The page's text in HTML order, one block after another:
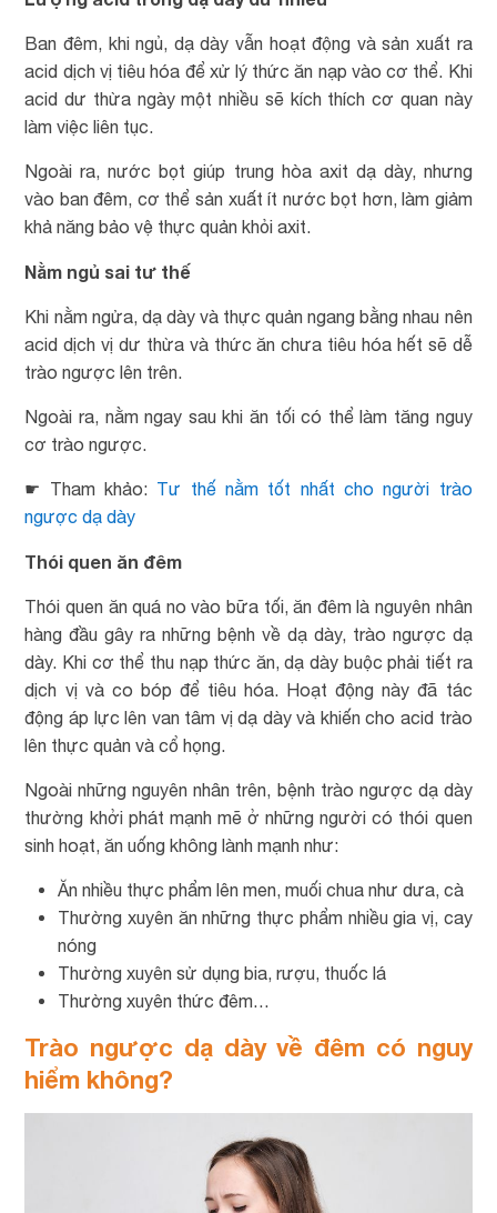
Ban đêm, khi ngủ, dạ dày vẫn hoạt động và sản xuất ra
acid dịch vị tiêu hóa để xử lý thức ăn nạp vào cơ thể. Khi
acid dư thừa ngày một nhiều sẽ kích thích cơ quan này
làm việc liên tục.
Ngoài ra, nước bọt giúp trung hòa axit dạ dày, nhưng
vào ban đêm, cơ thể sản xuất ít nước bọt hơn, làm giảm
khả năng bảo vệ thực quản khỏi axit.
Nằm ngủ sai tư thế
Khi nằm ngửa, dạ dày và thực quản ngang bằng nhau nên
acid dịch vị dư thừa và thức ăn chưa tiêu hóa hết sẽ dễ
trào ngược lên trên.
Ngoài ra, nằm ngay sau khi ăn tối có thể làm tăng nguy
cơ trào ngược.
☛ Tham khảo: Tư thế nằm tốt nhất cho người trào
ngược dạ dày
Thói quen ăn đêm
Thói quen ăn quá no vào bữa tối, ăn đêm là nguyên nhân
hàng đầu gây ra những bệnh về dạ dày, trào ngược dạ
dày. Khi cơ thể thu nạp thức ăn, dạ dày buộc phải tiết ra
dịch vị và co bóp để tiêu hóa. Hoạt động này đã tác
động áp lực lên van tâm vị dạ dày và khiến cho acid trào
lên thực quản và cổ họng.
Ngoài những nguyên nhân trên, bệnh trào ngược dạ dày
thường khởi phát mạnh mẽ ở những người có thói quen
sinh hoạt, ăn uống không lành mạnh như:
Ăn nhiều thực phẩm lên men, muối chua như dưa, cà
Thường xuyên ăn những thực phẩm nhiều gia vị, cay
nóng
Thường xuyên sử dụng bia, rượu, thuốc lá
Thường xuyên thức đêm…
Trào ngược dạ dày về đêm có nguy
hiểm không?